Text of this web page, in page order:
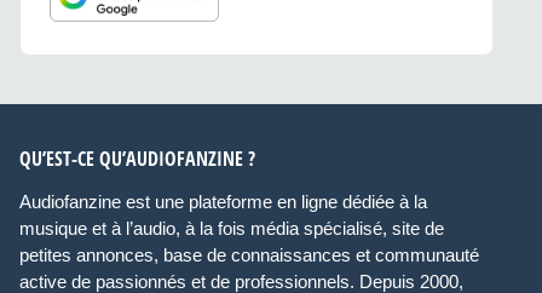
QU’EST-CE QU’AUDIOFANZINE ?
Audiofanzine est une plateforme en ligne dédiée à la
musique et à l’audio, à la fois média spécialisé, site de
petites annonces, base de connaissances et communauté
active de passionnés et de professionnels. Depuis 2000,